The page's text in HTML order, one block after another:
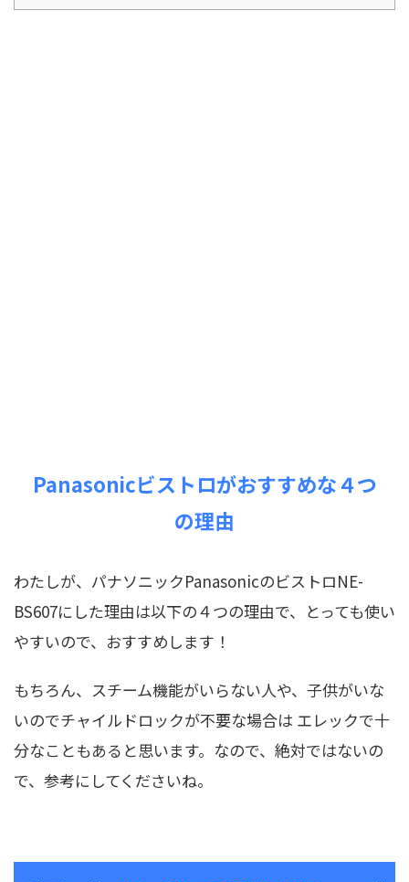
Panasonicビストロがおすすめな４つ
の理由
わたしが、パナソニックPanasonicのビストロNE-
BS607にした理由は以下の４つの理由で、とっても使い
やすいので、おすすめします！
もちろん、スチーム機能がいらない人や、子供がいな
いのでチャイルドロックが不要な場合は エレックで十
分なこともあると思います。なので、絶対ではないの
で、参考にしてくださいね。